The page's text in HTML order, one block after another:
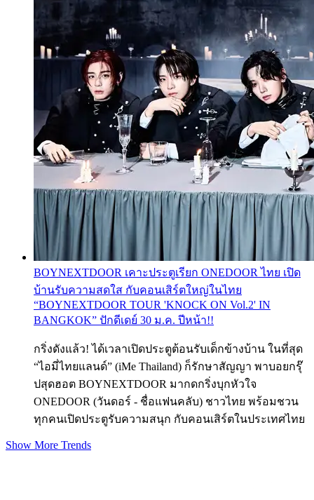
BOYNEXTDOOR เคาะประตูเรียก ONEDOOR ไทย เปิด
บ้านรับความสดใส กับคอนเสิร์ตใหญ่ในไทย
“BOYNEXTDOOR TOUR 'KNOCK ON Vol.2' IN
BANGKOK” ปักดีเดย์ 30 ม.ค. ปีหน้า!!
กริ่งดังแล้ว! ได้เวลาเปิดประตูต้อนรับเด็กข้างบ้าน ในที่สุด
“ไอมี่ไทยแลนด์” (iMe Thailand) ก็รักษาสัญญา พาบอยกรุ๊
ปสุดฮอต BOYNEXTDOOR มากดกริ่งบุกหัวใจ
ONEDOOR (วันดอร์ - ชื่อแฟนคลับ) ชาวไทย พร้อมชวน
ทุกคนเปิดประตูรับความสนุก กับคอนเสิร์ตในประเทศไทย
Show More Trends